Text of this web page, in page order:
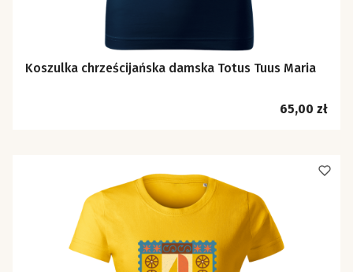
Koszulka chrześcijańska damska Totus Tuus Maria
Cena
65,00 zł